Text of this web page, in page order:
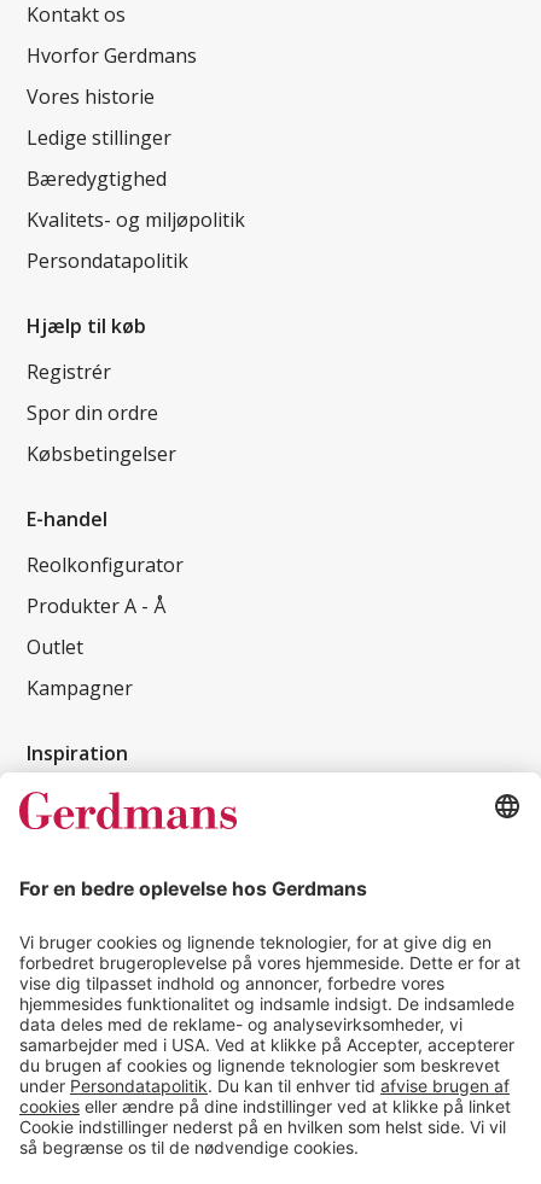
Kontakt os
Hvorfor Gerdmans
Vores historie
Ledige stillinger
Bæredygtighed
Kvalitets- og miljøpolitik
Persondatapolitik
Hjælp til køb
Registrér
Spor din ordre
Købsbetingelser
E-handel
Reolkonfigurator
Produkter A - Å
Outlet
Kampagner
Inspiration
Kundereferencer
Tips & guides
Kontakt
salg@gerdmans.dk
49 18 07 07
Salgsafdeling åbningstider
08.00-16.00